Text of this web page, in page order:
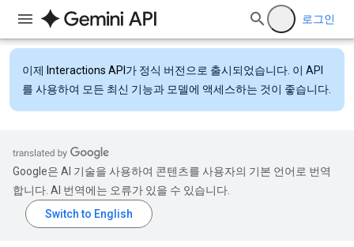
로그인
이제 Interactions API 가 정식 버전으로 출시되었습니다. 이 API
를 사용하여 모든 최신 기능과 모델에 액세스하는 것이 좋습니다.
Google은 AI 기술을 사용하여 콘텐츠를 사용자의 기본 언어로 번역
합니다. AI 번역에는 오류가 있을 수 있습니다.